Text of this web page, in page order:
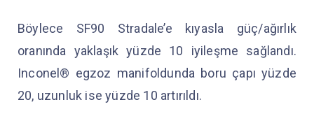
Böylece SF90 Stradale’e kıyasla güç/ağırlık
oranında yaklaşık yüzde 10 iyileşme sağlandı.
Inconel® egzoz manifoldunda boru çapı yüzde
20, uzunluk ise yüzde 10 artırıldı.